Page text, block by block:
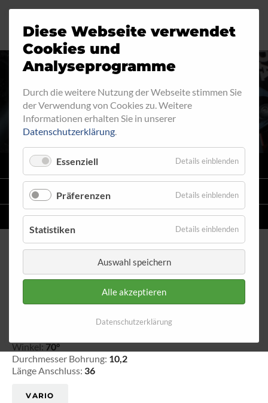
RINGFITTING 017
VARIO
STAHLFLEX -LEITUNGSKITS FÜR MOTORRÄDER
EINZELLEITUNGENNACH MASS
Ringfitting 017 Ø 10,2
Winkel: 70°
Durchmesser Bohrung: 10,2
Länge Anschluss: 36
VARIO
Diese Webseite verwendet
Cookies und
Analyseprogramme
Durch die weitere Nutzung der Webseite stimmen Sie
der Verwendung von Cookies zu. Weitere
Informationen erhalten Sie in unserer
Datenschutzerklärung.
Essenziell Details einblenden
Präferenzen Details einblenden
Statistiken Details einblenden
Auswahl speichern
Alle akzeptieren
Datenschutzerklärung
Motorrad
Industrie
Automobil
Fahrrad
Ringfitting
Aussengewinde
Innengewinde
Hohlschrauben
Verteiler
Katalog
Jobs